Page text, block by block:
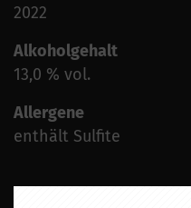
2022
Alkoholgehalt
13,0 % vol.
Allergene
enthält Sulfite